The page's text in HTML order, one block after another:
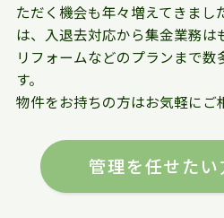
ただく機会も年々増えてきまし
は、入退去対応から集金業務は
リフォームなどのプランまで数
す。
物件をお持ちの方はお気軽にご
管理を任せたい